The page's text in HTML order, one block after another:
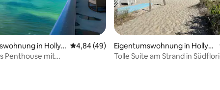
4,7 von 5, 61 Bewertungen
in Holly
Durchschnittliche Bewertung: 4,84 von 5,
4,84 (49)
Penthouse mit
Eigentumswohnung in Hollyw
ood
Tolle Suite am Strand in